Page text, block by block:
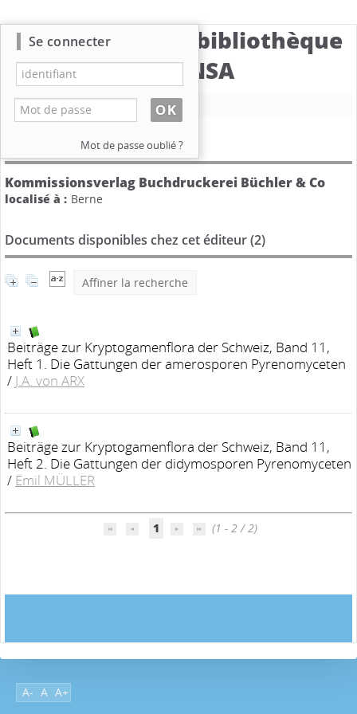
Catalogue de la bibliothèque
du CBNSA
Nouvelle recherche
Détail de l'éditeur
Kommissionsverlag Buchdruckerei Büchler & Co
localisé à : Berne
Documents disponibles chez cet éditeur (2)
Affiner la recherche
Beiträge zur Kryptogamenflora der Schweiz, Band 11,
Heft 1. Die Gattungen der amerosporen Pyrenomyceten
/ J.A. von ARX
Beiträge zur Kryptogamenflora der Schweiz, Band 11,
Heft 2. Die Gattungen der didymosporen Pyrenomyceten
/ Emil MÜLLER
1 (1 - 2 / 2)
A- A A+
Se connecter
Mot de passe oublié ?